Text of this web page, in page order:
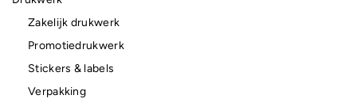
Zakelijk drukwerk
Promotiedrukwerk
Stickers & labels
Verpakking